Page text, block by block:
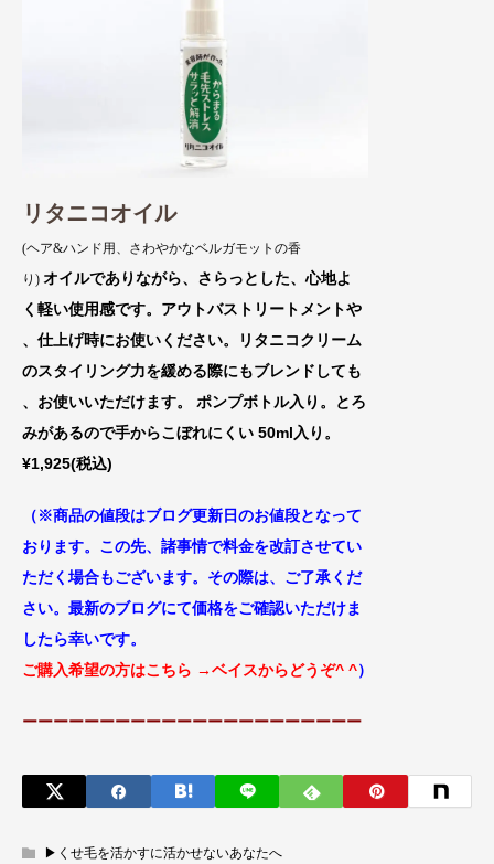
リタニコオイル
(ヘア&ハンド用、さわやかなベルガモットの香
り) オイルでありながら、さらっとした、心地よ
く軽い使用感です。アウトバスト リートメントや
、仕上げ時にお使いください。リタニコクリーム
のスタイリング力を緩める際にもブレンドしても
、お使いいただけます。 ポンプボトル入り。とろ
みがあるので手からこぼれにくい 50ml入り。
¥1,925(税込)
（※商品の値段はブログ更新日のお値段となって
おります。この先、諸事情で料金を改訂させてい
ただく場合もございます。 その際は、ご了承くだ
さい。最新のブログにて価格をご確認いただけま
したら幸いです。
ご購入希望の方はこちら →ベイスからどうぞ^ ^）
ーーーーーーーーーーーーーーーーーーーーーー
▶︎くせ毛を活かすに活かせないあなたへ